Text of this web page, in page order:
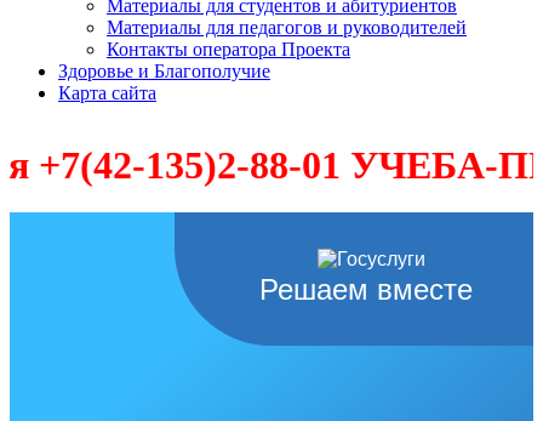
Материалы для студентов и абитуриентов
Материалы для педагогов и руководителей
Контакты оператора Проекта
Здоровье и Благополучие
Карта сайта
135)2-88-01 УЧЕБА-
Решаем вместе